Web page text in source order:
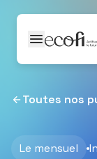
Toutes nos
Le mensuel